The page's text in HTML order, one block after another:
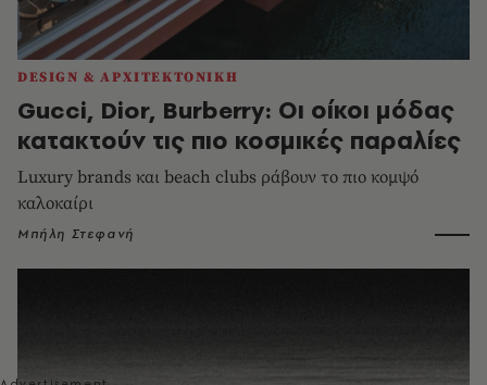
DESIGN & ΑΡΧΙΤΕΚΤΟΝΙΚΗ
Gucci, Dior, Burberry: Οι οίκοι μόδας
κατακτούν τις πιο κοσμικές παραλίες
Luxury brands και beach clubs ράβουν το πιο κομψό
καλοκαίρι
Μπήλη Στεφανή